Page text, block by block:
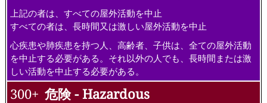
上記の者は、すべての屋外活動を中止
すべての者は、長時間又は激しい屋外活動を中止
心疾患や肺疾患を持つ人、高齢者、子供は、全ての屋外活動
を中止する必要がある。それ以外の人でも、長時間または激
しい活動を中止する必要がある。
300+ 危険 - Hazardous